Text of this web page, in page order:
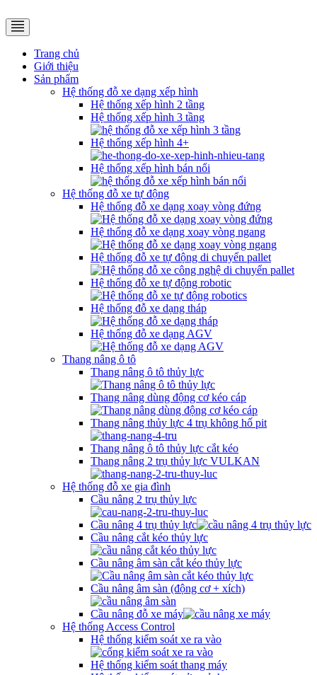
Trang chủ
Giới thiệu
Sản phẩm
Hệ thống đỗ xe dạng xếp hình
Hệ thống xếp hình 2 tầng
Hệ thống xếp hình 3 tầng
Hệ thống xếp hình 4+
Hệ thống xếp hình bán nổi
Hệ thống đỗ xe tự động
Hệ thống đỗ xe dạng xoay vòng đứng
Hệ thống đỗ xe dạng xoay vòng ngang
Hệ thống đỗ xe tự động di chuyển pallet
Hệ thống đỗ xe tự động robotic
Hệ thống đỗ xe dạng tháp
Hệ thống đỗ xe dạng AGV
Thang nâng ô tô
Thang nâng ô tô thủy lực
Thang nâng dùng động cơ kéo cáp
Thang nâng thủy lực 4 trụ không hố pit
Thang nâng ô tô thủy lực cắt kéo
Thang nâng 2 trụ thủy lực VULKAN
Hệ thống đỗ xe gia đình
Cầu nâng 2 trụ thủy lực
Cầu nâng 4 trụ thủy lực
Cầu nâng cắt kéo thủy lực
Cầu nâng âm sàn cắt kéo thủy lực
Cầu nâng âm sàn (động cơ + xích)
Cầu nâng đỗ xe máy
Hệ thống Access Control
Hệ thống kiểm soát xe ra vào
Hệ thống kiểm soát thang máy